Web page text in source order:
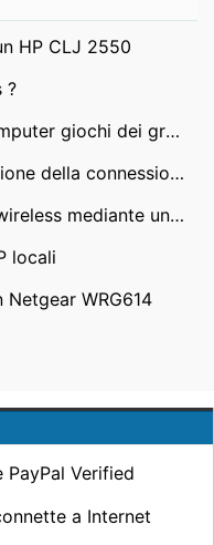
HP CLJ 2550
?
Perché non Put Modem in Computer giochi dei grandi
Come impostare una condivisione della connessione Internet con NetZero
Come connettersi a una rete wireless mediante un collegamento TV satellitare
locali
WRG614
Verified
a Internet